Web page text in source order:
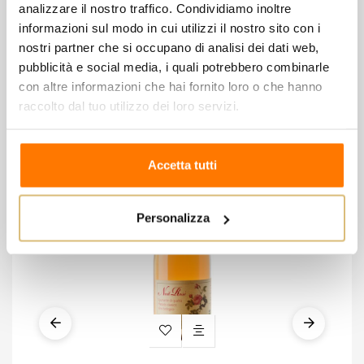
analizzare il nostro traffico. Condividiamo inoltre
informazioni sul modo in cui utilizzi il nostro sito con i
nostri partner che si occupano di analisi dei dati web,
pubblicità e social media, i quali potrebbero combinarle
con altre informazioni che hai fornito loro o che hanno
raccolto dal tuo utilizzo dei loro servizi.
Accetta tutti
Personalizza
8 altri prodotti della stessa
categoria: